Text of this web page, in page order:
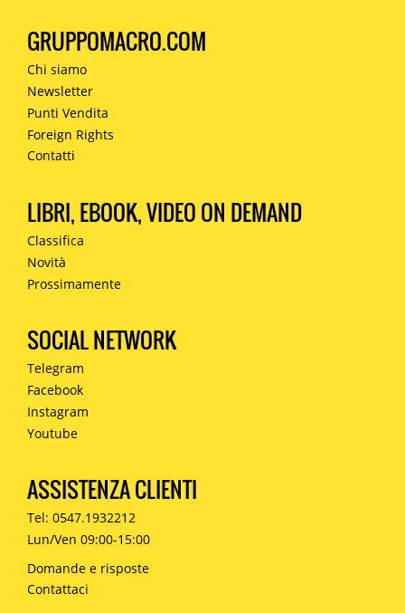
GRUPPOMACRO.COM
Chi siamo
Newsletter
Punti Vendita
Foreign Rights
Contatti
LIBRI, EBOOK, VIDEO ON DEMAND
Classifica
Novità
Prossimamente
SOCIAL NETWORK
Telegram
Facebook
Instagram
Youtube
ASSISTENZA CLIENTI
Tel: 0547.1932212
Lun/Ven 09:00-15:00
Domande e risposte
Contattaci